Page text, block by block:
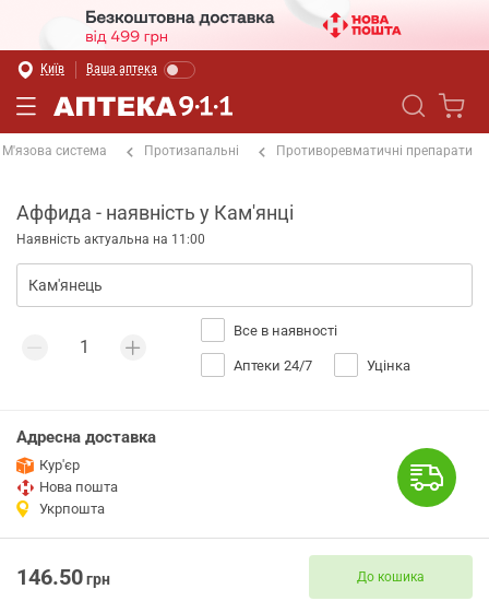
Київ Ваша аптека
М'язова система Протизапальні Противоревматичні препарати
Аффида - наявність у Кам'янці
Наявність актуальна на 11:00
Все в наявності
Аптеки 24/7 Уцінка
Адресна доставка
Кур'єр
Нова пошта
Укрпошта
146.50грн До кошика